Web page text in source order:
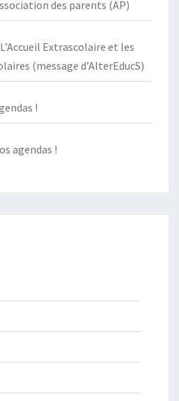
des parents (AP)
L’Accueil Extrascolaire et les
(message d’AlterEducS)
!
agendas !